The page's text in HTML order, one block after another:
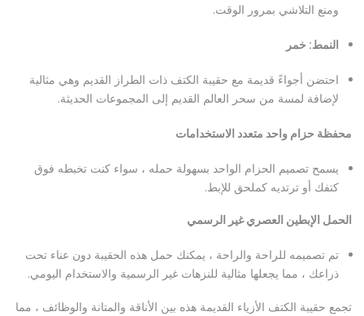
ومنع التلاشي بمرور الوقت.
النمط: خمر
احتضن أجواءً قديمة مع حقيبة الكتف ذات الطراز القديم وهي مثالية
لإضافة لمسة من سحر العالم القديم إلى المجموعات الحديثة.
محفظة حزام واحد متعدد الاستخدامات
يسمح تصميم الحزام الواحد بسهولة حمله ، سواء كنت تخبطه فوق
كتفك أو ترتديه كملحق للإبط.
الحمل الإبطين العصري غير الرسمي
تم تصميمه للراحة والراحة ، يمكنك حمل هذه الحقيبة دون عناء تحت
ذراعك ، مما يجعلها مثالية للنزهات غير الرسمية والاستخدام اليومي.
تجمع حقيبة الكتف الأزياء القديمة هذه بين الأناقة والمتانة والوظائف ، مما